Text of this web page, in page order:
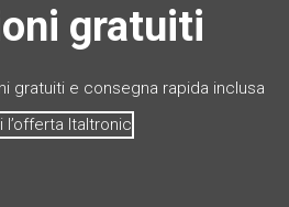
gratuiti
gratuiti e consegna rapida inclusa
l’offerta Italtronic